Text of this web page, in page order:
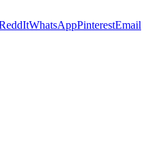
WhatsAppPinterestEmail